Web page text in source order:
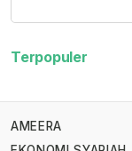
Terpopuler
AMEERA